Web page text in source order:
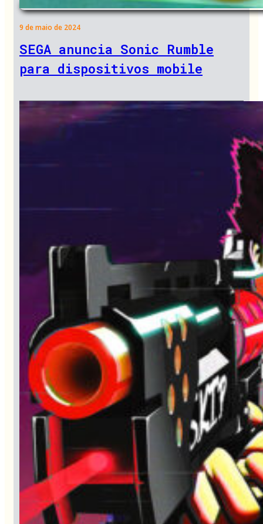
9 de maio de 2024
SEGA anuncia Sonic Rumble
para dispositivos mobile